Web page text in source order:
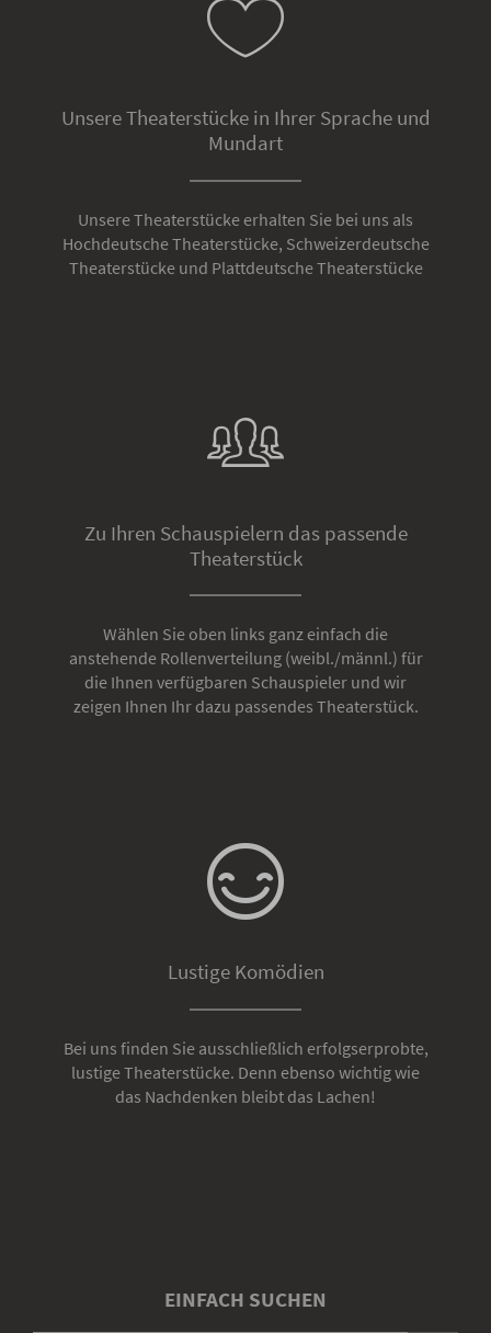
Unsere Theaterstücke in Ihrer Sprache und
Mundart
Unsere Theaterstücke erhalten Sie bei uns als
Hochdeutsche Theaterstücke, Schweizerdeutsche
Theaterstücke und Plattdeutsche Theaterstücke
Zu Ihren Schauspielern das passende
Theaterstück
Wählen Sie oben links ganz einfach die
anstehende Rollenverteilung (weibl./männl.) für
die Ihnen verfügbaren Schauspieler und wir
zeigen Ihnen Ihr dazu passendes Theaterstück.
Lustige Komödien
Bei uns finden Sie ausschließlich erfolgserprobte,
lustige Theaterstücke. Denn ebenso wichtig wie
das Nachdenken bleibt das Lachen!
EINFACH SUCHEN